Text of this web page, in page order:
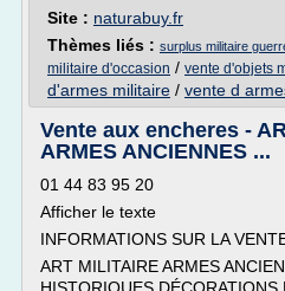
Site : naturabuy.fr
Thèmes liés : surplus militaire
militaire d'occasion / vente d'objets
d'armes militaire / vente d
Vente aux encheres -
ARMES ANCIENNES ...
01 44 83 95 20
Afficher le texte
INFORMATIONS SUR LA
ART MILITAIRE ARMES